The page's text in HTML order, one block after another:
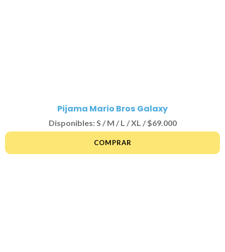
Pijama Mario Bros Galaxy
Disponibles: S / M / L / XL / $69.000
COMPRAR